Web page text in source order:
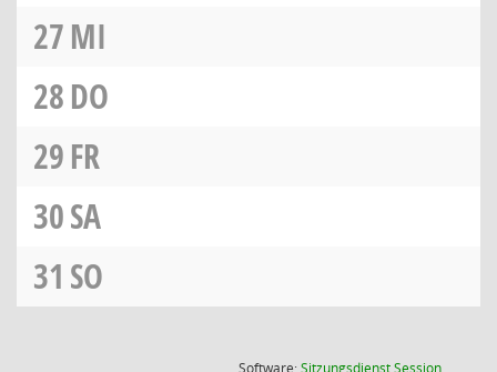
27MI
28DO
29FR
30SA
31 SO
Software:SitzungsdienstSession(Wird in